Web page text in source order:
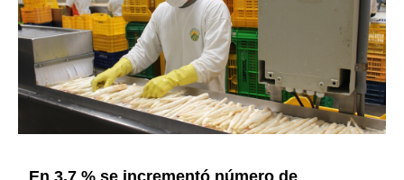
En 3.7 % se incrementó número de